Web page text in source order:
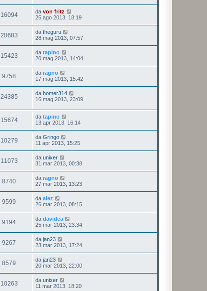
16094 da von fritz
25 ago 2013, 18:19
20683 da theguru
28 mag 2013, 07:57
15423 da tapino
20 mag 2013, 14:04
9758 da ragno
17 mag 2013, 15:42
24385 da homer314
16 mag 2013, 23:09
15674 da tapino
13 apr 2013, 16:14
10279 da Gringo
11 apr 2013, 15:25
11073 da unixer
31 mar 2013, 00:38
8740 da ragno
27 mar 2013, 13:23
9599 da alez
26 mar 2013, 08:15
9194 da davidea
25 mar 2013, 23:34
9267 da jan23
23 mar 2013, 17:24
8579 da jan23
20 mar 2013, 22:00
10263 da unixer
11 mar 2013, 18:20